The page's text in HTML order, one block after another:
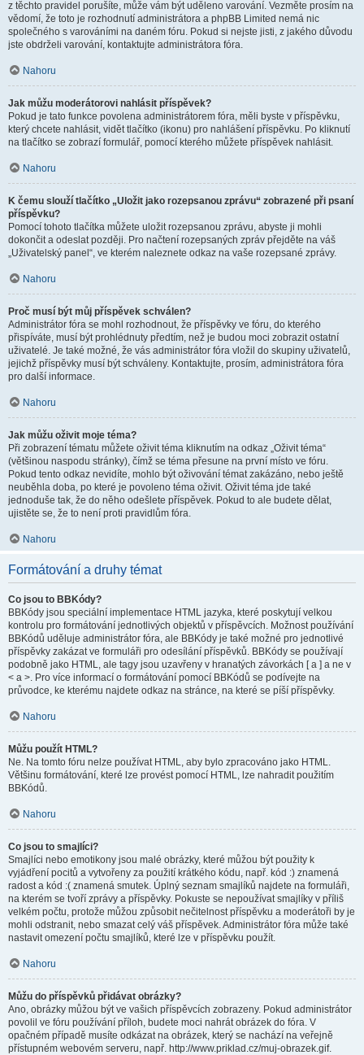
z těchto pravidel porušíte, může vám být uděleno varování. Vezměte prosím na
vědomí, že toto je rozhodnutí administrátora a phpBB Limited nemá nic
společného s varováními na daném fóru. Pokud si nejste jisti, z jakého důvodu
jste obdrželi varování, kontaktujte administrátora fóra.
Nahoru
Jak můžu moderátorovi nahlásit příspěvek?
Pokud je tato funkce povolena administrátorem fóra, měli byste v příspěvku,
který chcete nahlásit, vidět tlačítko (ikonu) pro nahlášení příspěvku. Po kliknutí
na tlačítko se zobrazí formulář, pomocí kterého můžete příspěvek nahlásit.
Nahoru
K čemu slouží tlačítko „Uložit jako rozepsanou zprávu“ zobrazené při psaní
příspěvku?
Pomocí tohoto tlačítka můžete uložit rozepsanou zprávu, abyste ji mohli
dokončit a odeslat později. Pro načtení rozepsaných zpráv přejděte na váš
„Uživatelský panel“, ve kterém naleznete odkaz na vaše rozepsané zprávy.
Nahoru
Proč musí být můj příspěvek schválen?
Administrátor fóra se mohl rozhodnout, že příspěvky ve fóru, do kterého
přispíváte, musí být prohlédnuty předtím, než je budou moci zobrazit ostatní
uživatelé. Je také možné, že vás administrátor fóra vložil do skupiny uživatelů,
jejichž příspěvky musí být schváleny. Kontaktujte, prosím, administrátora fóra
pro další informace.
Nahoru
Jak můžu oživit moje téma?
Při zobrazení tématu můžete oživit téma kliknutím na odkaz „Oživit téma“
(většinou naspodu stránky), čímž se téma přesune na první místo ve fóru.
Pokud tento odkaz nevidíte, mohlo být oživování témat zakázáno, nebo ještě
neuběhla doba, po které je povoleno téma oživit. Oživit téma jde také
jednoduše tak, že do něho odešlete příspěvek. Pokud to ale budete dělat,
ujistěte se, že to není proti pravidlům fóra.
Nahoru
Formátování a druhy témat
Co jsou to BBKódy?
BBKódy jsou speciální implementace HTML jazyka, které poskytují velkou
kontrolu pro formátování jednotlivých objektů v příspěvcích. Možnost používání
BBKódů uděluje administrátor fóra, ale BBKódy je také možné pro jednotlivé
příspěvky zakázat ve formuláři pro odesílání příspěvků. BBKódy se používají
podobně jako HTML, ale tagy jsou uzavřeny v hranatých závorkách [ a ] a ne v
< a >. Pro více informací o formátování pomocí BBKódů se podívejte na
průvodce, ke kterému najdete odkaz na stránce, na které se píší příspěvky.
Nahoru
Můžu použít HTML?
Ne. Na tomto fóru nelze používat HTML, aby bylo zpracováno jako HTML.
Většinu formátování, které lze provést pomocí HTML, lze nahradit použitím
BBKódů.
Nahoru
Co jsou to smajlíci?
Smajlíci nebo emotikony jsou malé obrázky, které můžou být použity k
vyjádření pocitů a vytvořeny za použití krátkého kódu, např. kód :) znamená
radost a kód :( znamená smutek. Úplný seznam smajlíků najdete na formuláři,
na kterém se tvoří zprávy a příspěvky. Pokuste se nepoužívat smajlíky v příliš
velkém počtu, protože můžou způsobit nečitelnost příspěvku a moderátoři by je
mohli odstranit, nebo smazat celý váš příspěvek. Administrátor fóra může také
nastavit omezení počtu smajlíků, které lze v příspěvku použít.
Nahoru
Můžu do příspěvků přidávat obrázky?
Ano, obrázky můžou být ve vašich příspěvcích zobrazeny. Pokud administrátor
povolil ve fóru používání příloh, budete moci nahrát obrázek do fóra. V
opačném případě musíte odkázat na obrázek, který se nachází na veřejně
přístupném webovém serveru, např. http://www.priklad.cz/muj-obrazek.gif.